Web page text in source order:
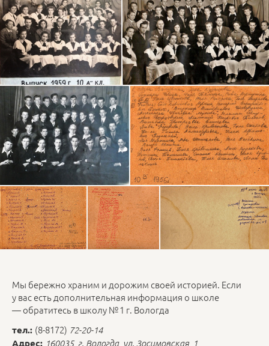
Мы бережно храним и дорожим своей историей. Если
у вас есть дополнительная информация о школе
— обратитесь в школу № 1 г. Вологда
тел.: (8-8172) 72-20-14
Адрес: 160035, г. Вологда, ул. Зосимовская, 1